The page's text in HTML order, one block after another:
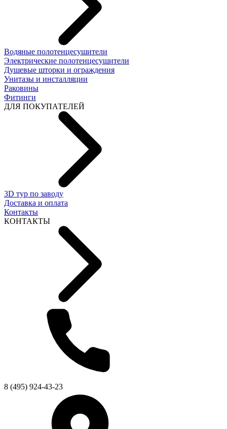
Водяные полотенцесушители
Электрические полотенцесушители
Душевые шторки и ограждения
Унитазы и инсталляции
Раковины
Фитинги
ДЛЯ ПОКУПАТЕЛЕЙ
3D тур по заводу
Доставка и оплата
Контакты
КОНТАКТЫ
8 (495) 924-43-23